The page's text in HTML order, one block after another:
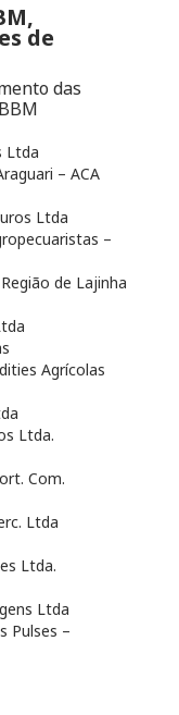
de
das
Ltda
– ACA
Ltda
–
de Lajinha
Agrícolas
Ltda.
Com.
Ltda
Ltda.
Ltda
Pulses –